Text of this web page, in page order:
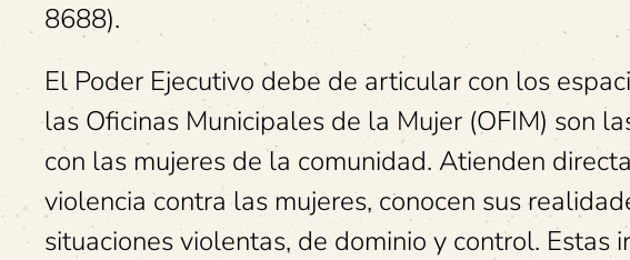
8688).
El Poder Ejecutivo debe de articular con los
las Oficinas Municipales de la Mujer (OFIM) son
con las mujeres de la comunidad. Atienden
violencia contra las mujeres, conocen sus
situaciones violentas, de dominio y control. Estas